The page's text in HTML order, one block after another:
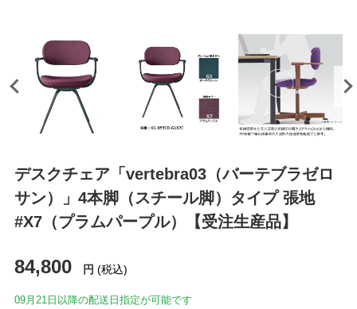
デスクチェア「vertebra03（バーテブラゼロ
サン）」4本脚（スチール脚）タイプ 張地
#X7（プラムパープル）【受注生産品】
84,800 円 (税込)
09月21日 以降の配送日指定が可能です